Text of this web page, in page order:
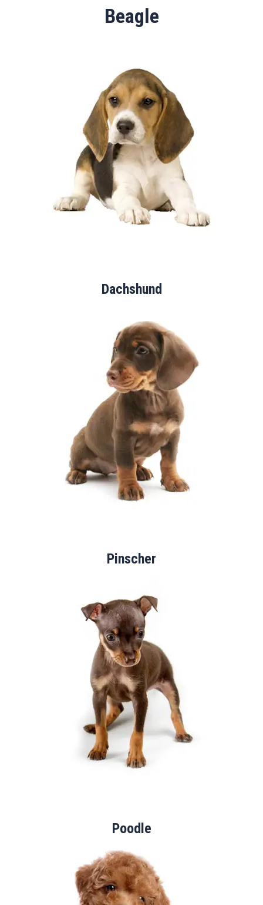
Beagle
Dachshund
Pinscher
Poodle